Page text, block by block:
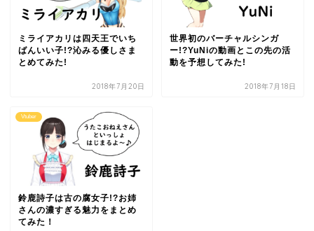
ミライアカリは四天王でいち
ばんいい子!?沁みる優しさま
とめてみた!
2018年7月20日
世界初のバーチャルシンガ
ー!?YuNiの動画とこの先の活
動を予想してみた!
2018年7月18日
Vtuber
鈴鹿詩子は古の腐女子!?お姉
さんの濃すぎる魅力をまとめ
てみた！